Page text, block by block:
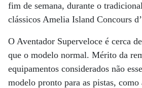
fim de semana, durante o
clássicos Amelia Island Concours
O Aventador Superveloce é cerca
que o modelo normal. Mérito da
equipamentos considerados não
modelo pronto para as pistas,